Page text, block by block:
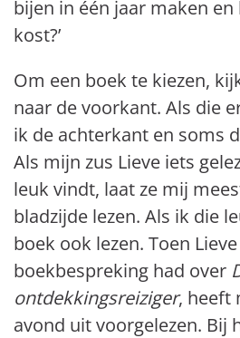
bijen in één jaar maken
kost?’
Om een boek te kiezen,
naar de voorkant. Als die
ik de achterkant en soms
Als mijn zus Lieve iets
leuk vindt, laat ze mij
bladzijde lezen. Als ik die
boek ook lezen. Toen
boekbespreking had over
ontdekkingsreiziger, heeft
avond uit voorgelezen. Bij